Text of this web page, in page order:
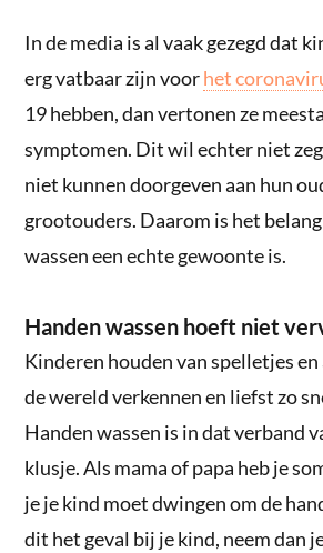
In de media is al vaak gezegd dat
erg vatbaar zijn voorhet
19 hebben, dan vertonen ze
symptomen. Dit wil echter niet
niet kunnen doorgeven aan hun
grootouders. Daarom is het
wassen een echte gewoonte is.
Handen wassen hoeft niet
Kinderen houden van spelletjes
de wereld verkennen en liefst zo
Handen wassen is in dat verband
klusje. Als mama of papa heb je
je je kind moet dwingen om de
dit het geval bij je kind, neem dan